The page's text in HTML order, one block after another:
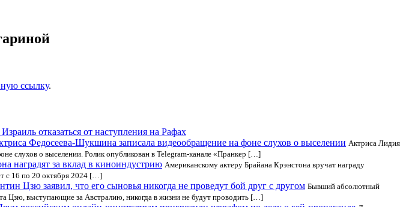
ссылку.
отказаться от наступления на Рафах
Федосеева-Шукшина записала видеообращение на фоне слухов о выселении Актриса Лидия
слухов о выселении. Ролик опубликован в Telegram-канале «Пранкер […]
наградят за вклад в киноиндустрию Американскому актеру Брайана Крэнстона вручат награду
с 16 по 20 октября 2024 […]
Цзю заявил, что его сыновья никогда не проведут бой друг с другом Бывший абсолютный
Цзю, выступающие за Австралию, никогда в жизни не будут проводить […]